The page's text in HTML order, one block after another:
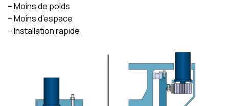
– Moins de poids
– Moins d’espace
– Installation rapide